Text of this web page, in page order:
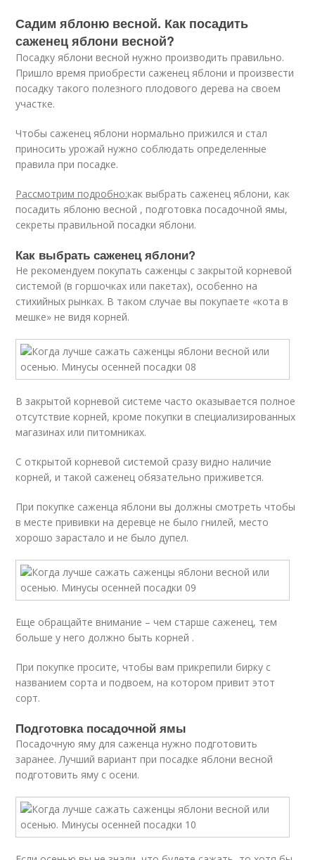
Садим яблоню весной. Как посадить
саженец яблони весной?
Посадку яблони весной нужно производить правильно.
Пришло время приобрести саженец яблони и произвести
посадку такого полезного плодового дерева на своем
участке.
Чтобы саженец яблони нормально прижился и стал
приносить урожай нужно соблюдать определенные
правила при посадке.
Рассмотрим подробно:как выбрать саженец яблони, как
посадить яблоню весной , подготовка посадочной ямы,
секреты правильной посадки яблони.
Как выбрать саженец яблони?
Не рекомендуем покупать саженцы с закрытой корневой
системой (в горшочках или пакетах), особенно на
стихийных рынках. В таком случае вы покупаете «кота в
мешке» не видя корней.
В закрытой корневой системе часто оказывается полное
отсутствие корней, кроме покупки в специализированных
магазинах или питомниках.
С открытой корневой системой сразу видно наличие
корней, и такой саженец обязательно приживется.
При покупке саженца яблони вы должны смотреть чтобы
в месте прививки на деревце не было гнилей, место
хорошо зарастало и не было дупел.
Еще обращайте внимание – чем старше саженец, тем
больше у него должно быть корней .
При покупке просите, чтобы вам прикрепили бирку с
названием сорта и подвоем, на котором привит этот
сорт.
Подготовка посадочной ямы
Посадочную яму для саженца нужно подготовить
заранее. Лучший вариант при посадке яблони весной
подготовить яму с осени.